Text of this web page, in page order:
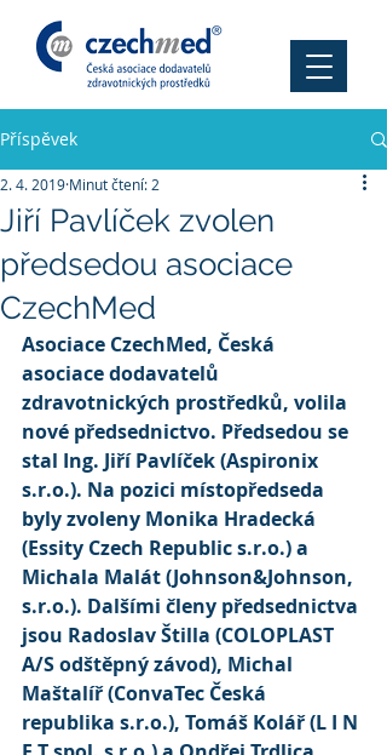
Příspěvek
Jiří Pavlíček zvolen
předsedou asociace
CzechMed
2. 4. 2019 Minut čtení: 2
Asociace CzechMed, Česká
asociace dodavatelů
zdravotnických prostředků, volila
nové předsednictvo. Předsedou se
stal Ing. Jiří Pavlíček (Aspironix
s.r.o.). Na pozici místopředseda
byly zvoleny Monika Hradecká
(Essity Czech Republic s.r.o.) a
Michala Malát (Johnson&Johnson,
s.r.o.). Dalšími členy předsednictva
jsou Radoslav Štilla (COLOPLAST
A/S odštěpný závod), Michal
Maštalíř (ConvaTec Česká
republika s.r.o.), Tomáš Kolář (L I N